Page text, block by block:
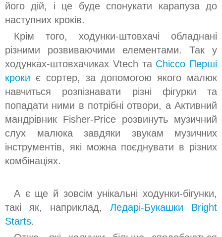
його дій, і це буде спонукати карапуза до
наступних кроків.
Крім того, ходунки-штовхачі обладнані
різними розвиваючими елементами. Так у
ходунках-штовхачиках Vtech та Chicco Перші
кроки є сортер, за допомогою якого малюк
навчиться розпізнавати різні фігурки та
попадати ними в потрібні отвори, а Активний
мандрівник Fisher-Price розвинуть музичний
слух малюка завдяки звукам музичних
інструментів, які можна поєднувати в різних
комбінаціях.
А є ще й зовсім унікальні ходунки-бігунки,
такі як, наприклад, Ледарі-Букашки Bright
Starts.